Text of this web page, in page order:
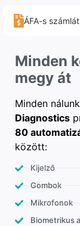
ÁFA-s
Minden
megy át
Minden
Diagnostics
80
között:
Kijelző
Gombok
Mikrofonok
Biometrikus